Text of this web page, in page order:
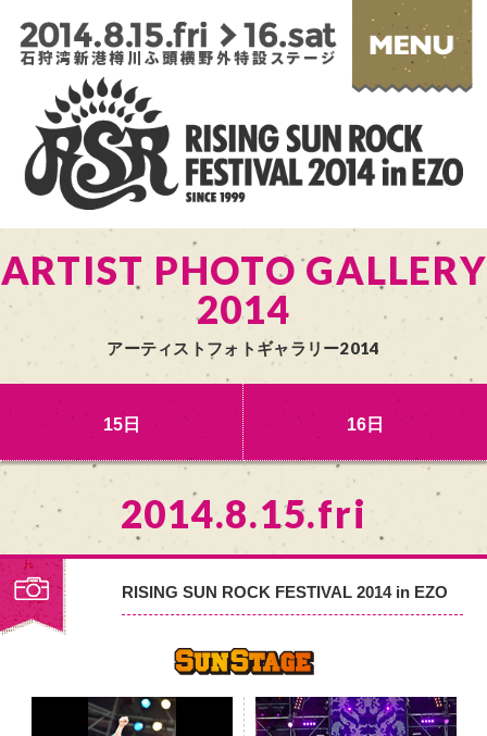
ARTIST PHOTO GALLERY
2014
アーティストフォトギャラリー2014
15日 16日
2014.8.15.fri
RISING SUN ROCK FESTIVAL 2014 in EZO
PHOTO